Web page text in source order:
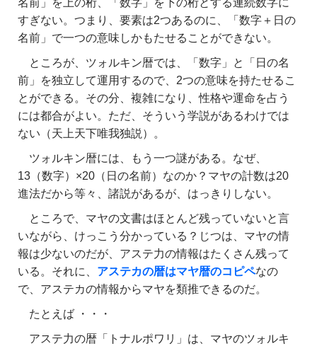
名前」を上の桁、「数字」を下の桁とする連続数字に
すぎない。つまり、要素は2つあるのに、「数字＋日の
名前」で一つの意味しかもたせることができない。
ところが、ツォルキン暦では、「数字」と「日の名
前」を独立して運用するので、2つの意味を持たせるこ
とができる。その分、複雑になり、性格や運命を占う
には都合がよい。ただ、そういう学説があるわけでは
ない（天上天下唯我独説）。
ツォルキン暦には、もう一つ謎がある。なぜ、
13（数字）×20（日の名前）なのか？マヤの計数は20
進法だから等々、諸説があるが、はっきりしない。
ところで、マヤの文書はほとんど残っていないと言
いながら、けっこう分かっている？じつは、マヤの情
報は少ないのだが、アステ力の情報はたくさん残って
いる。それに、 アステカの暦はマヤ暦のコピペなの
で、アステカの情報からマヤを類推できるのだ。
たとえば ・・・
アステ力の暦「トナルポワリ」は、マヤのツォルキ